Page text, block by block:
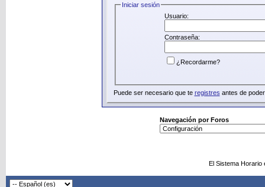
Iniciar sesión
Usuario:
Contraseña:
¿Recordarme?
Puede ser necesario que te registres antes de
Navegación por Foros
El Sistema